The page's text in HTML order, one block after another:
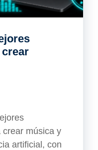
crear música y
artificial, con